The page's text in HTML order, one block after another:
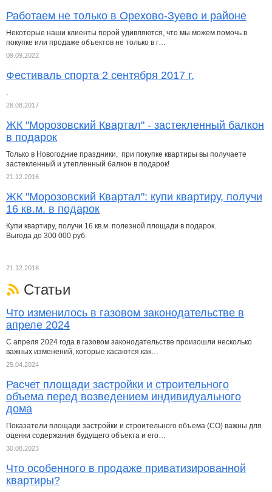
Работаем не только в Орехово-Зуево и районе
Некоторые наши клиенты порой удивляются, что мы можем помочь в
покупке или продаже объектов не только в г…
09.09.2022
Фестиваль спорта 2 сентября 2017 г.
28.08.2017
ЖК "Морозовский Квартал" - застекленный балкон
в подарок
Только в Новогодние праздники, при покупке квартиры вы получаете
застекленный и утепленный балкон в подарок!
21.12.2016
ЖК "Морозовский Квартал": купи квартиру, получи
16 кв.м. в подарок
Купи квартиру, получи 16 кв.м. полезной площади в подарок.
Выгода до 300 000 руб.
21.12.2016
Статьи
Что изменилось в газовом законодательстве в
апреле 2024
С апреля 2024 года в газовом законодательстве произошли несколько
важных изменений, которые касаются как…
25.04.2024
Расчет площади застройки и строительного
объема перед возведением индивидуального
дома
Показатели площади застройки и строительного объема (СО) важны для
оценки содержания будущего объекта и его…
30.08.2023
Что особенного в продаже приватизированной
квартиры?